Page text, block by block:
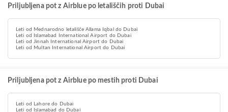
Priljubljena pot z Airblue po letališčih proti Dubai
Leti od Mednarodno letališče Allama Iqbal do Dubai
Leti od Islamabad International Airport do Dubai
Leti od Jinnah International Airport do Dubai
Leti od Multan International Airport do Dubai
Priljubljena pot z Airblue po mestih proti Dubai
Leti od Lahore do Dubai
Leti od Islamabad do Dubai